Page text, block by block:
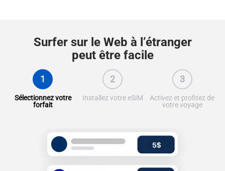
Surfer sur le Web à l’étranger
peut être facile
1
Sélectionnez votre
forfait
2
Installez votre eSIM
3
Activez et profitez de
votre voyage